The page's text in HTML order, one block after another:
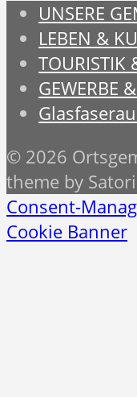
UNSERE
LEBEN &
TOURISTIK
GEWERBE
© 2026
theme by Satori
Consent-
Cookie Banner